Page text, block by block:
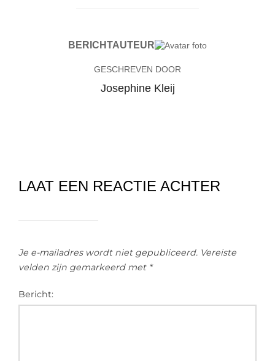
BERICHTAUTEUR
GESCHREVEN DOOR
Josephine Kleij
LAAT EEN REACTIE ACHTER
Je e-mailadres wordt niet gepubliceerd. Vereiste
velden zijn gemarkeerd met *
Bericht: